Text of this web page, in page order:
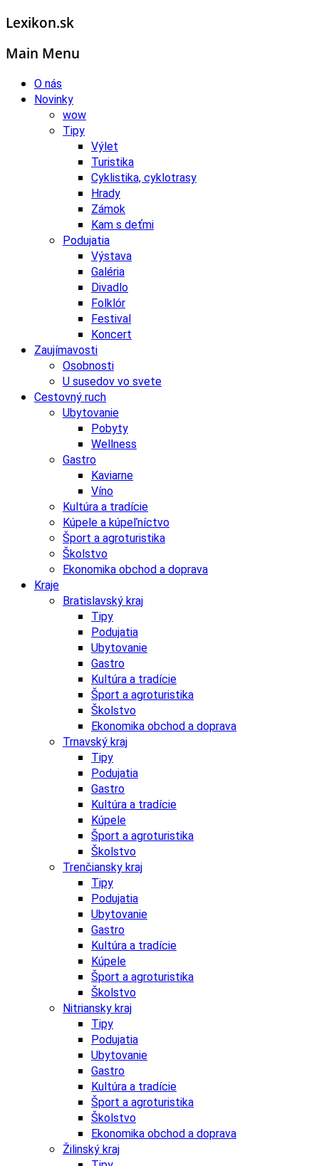
Lexikon.sk
Main Menu
O nás
Novinky
wow
Tipy
Výlet
Turistika
Cyklistika, cyklotrasy
Hrady
Zámok
Kam s deťmi
Podujatia
Výstava
Galéria
Divadlo
Folklór
Festival
Koncert
Zaujímavosti
Osobnosti
U susedov vo svete
Cestovný ruch
Ubytovanie
Pobyty
Wellness
Gastro
Kaviarne
Víno
Kultúra a tradície
Kúpele a kúpeľníctvo
Šport a agroturistika
Školstvo
Ekonomika obchod a doprava
Kraje
Bratislavský kraj
Tipy
Podujatia
Ubytovanie
Gastro
Kultúra a tradície
Šport a agroturistika
Školstvo
Ekonomika obchod a doprava
Trnavský kraj
Tipy
Podujatia
Gastro
Kultúra a tradície
Kúpele
Šport a agroturistika
Školstvo
Trenčiansky kraj
Tipy
Podujatia
Ubytovanie
Gastro
Kultúra a tradície
Kúpele
Šport a agroturistika
Školstvo
Nitriansky kraj
Tipy
Podujatia
Ubytovanie
Gastro
Kultúra a tradície
Šport a agroturistika
Školstvo
Ekonomika obchod a doprava
Žilinský kraj